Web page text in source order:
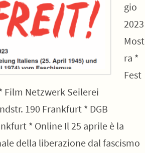
gio
2023
Most
ra *
Fest
Film Netzwerk Seilerei
190 Frankfurt * DGB
* Online Il 25 aprile è la
della liberazione dal fascismo